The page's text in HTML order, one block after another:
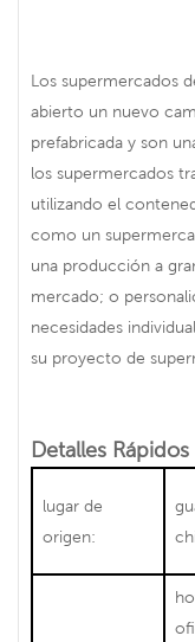
Los supermercados
abierto un nuevo
prefabricada y son
los supermercados
utilizando el
como un
una producción a
mercado; o
necesidades
su proyecto de
Detalles Rápidos
lugar de
origen: